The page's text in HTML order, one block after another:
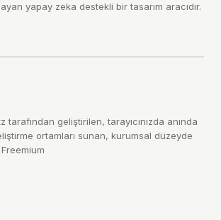
yapay zeka destekli bir tasarım aracıdır.
tarafından geliştirilen, tarayıcınızda anında
ortamları sunan, kurumsal düzeyde
Freemium